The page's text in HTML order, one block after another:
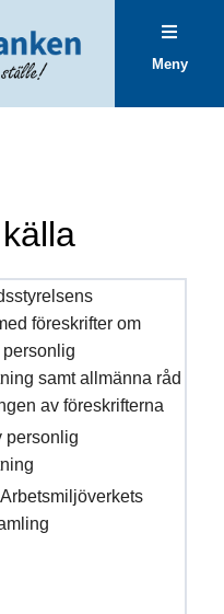
Meny
föreskrifter om
personlig
samt allmänna råd
av föreskrifterna
personlig